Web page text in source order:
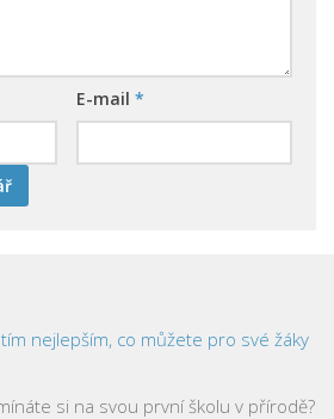
E-mail *
nejlepším, co můžete pro své žáky
si na svou první školu v přírodě?